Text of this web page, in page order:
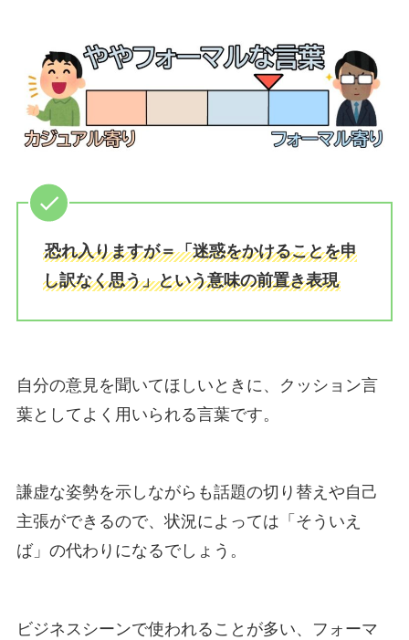
恐れ入りますが＝「迷惑をかけることを申
し訳なく思う」という意味の前置き表現
自分の意見を聞いてほしいときに、クッション言
葉としてよく用いられる言葉です。
謙虚な姿勢を示しながらも話題の切り替えや自己
主張ができるので、状況によっては「そういえ
ば」の代わりになるでしょう。
ビジネスシーンで使われることが多い、フォーマ